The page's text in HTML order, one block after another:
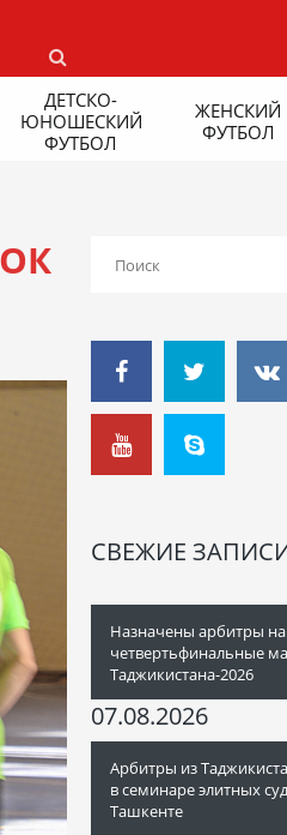
ДЕТСКО-
ЮНОШЕСКИЙ
ФУТБОЛ
ЖЕНСКИЙ
ФУТБОЛ
СВЕЖИЕ
Назначены арбитры
четвертьфинальные
Таджикистана-2026
07.08.2026
Арбитры из
в семинаре элитных
Ташкенте